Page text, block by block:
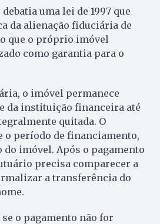
uma lei de 1997 que
da alienação fiduciária de
que o próprio imóvel
como garantia para o
o imóvel permanece
da instituição financeira até
quitada. O
o período de financiamento,
imóvel. Após o pagamento
precisa comparecer a
a transferência do
o pagamento não for